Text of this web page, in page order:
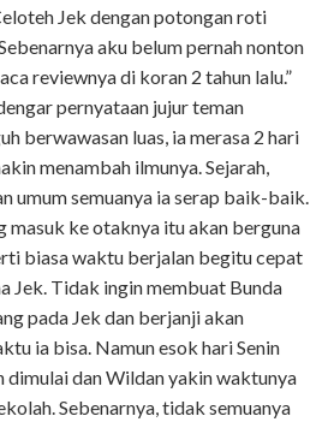
Jek dengan potongan roti
aku belum pernah nonton
reviewnya di koran 2 tahun lalu.”
pernyataan jujur teman
berwawasan luas, ia merasa 2 hari
menambah ilmunya. Sejarah,
umum semuanya ia serap baik-baik.
masuk ke otaknya itu akan berguna
biasa waktu berjalan begitu cepat
Jek. Tidak ingin membuat Bunda
pada Jek dan berjanji akan
ia bisa. Namun esok hari Senin
dimulai dan Wildan yakin waktunya
Sebenarnya, tidak semuanya